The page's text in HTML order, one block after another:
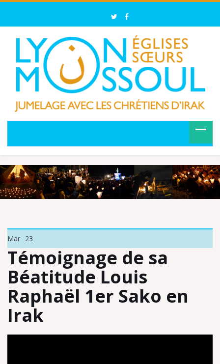
Mar 23
Témoignage de sa
Béatitude Louis
Raphaël 1er Sako en
Irak